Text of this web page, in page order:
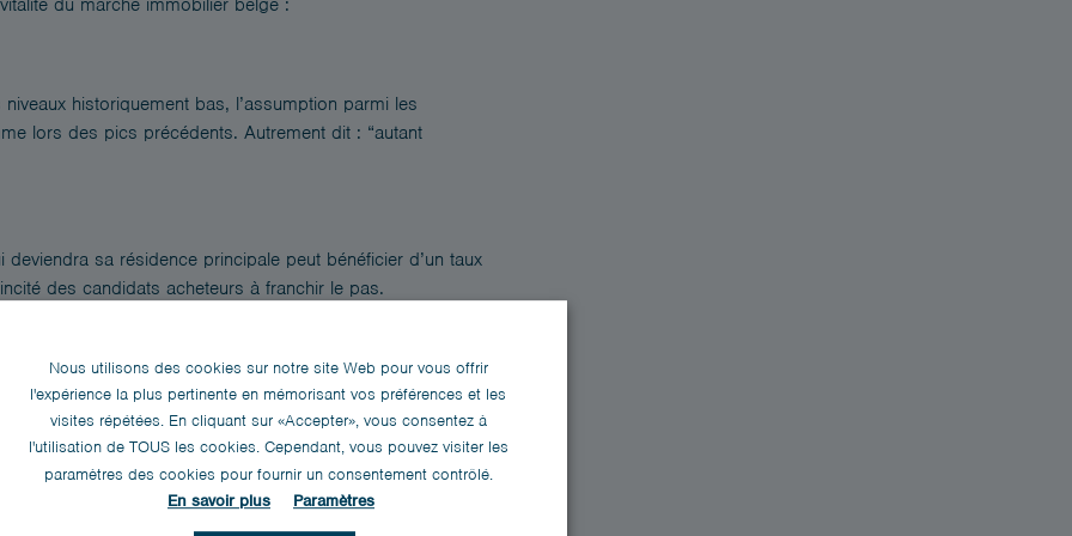
historiquement bas, l’assumption parmi les
lors des pics précédents. Autrement dit : “autant
deviendra sa résidence principale peut bénéficier d’un taux
des candidats acheteurs à franchir le pas.
ont préféré conclure plutôt que de différer. De leur
pour les biens de qualité. Cela a contribué à resserrer
Nous utilisons des cookies sur notre site Web pour vous offrir
l'expérience la plus pertinente en mémorisant vos préférences et les
visites répétées. En cliquant sur «Accepter», vous consentez à
l'utilisation de TOUS les cookies. Cependant, vous pouvez visiter les
paramètres des cookies pour fournir un consentement contrôlé.
En savoir plus
Paramètres